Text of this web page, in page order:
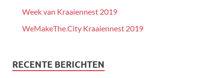
Week van Kraaiennest 2019
WeMakeThe.City Kraaiennest 2019
RECENTE BERICHTEN